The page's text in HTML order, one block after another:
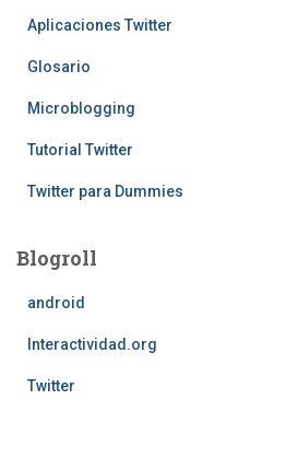
Aplicaciones Twitter
Glosario
Microblogging
Tutorial Twitter
Twitter para Dummies
Blogroll
android
Interactividad.org
Twitter